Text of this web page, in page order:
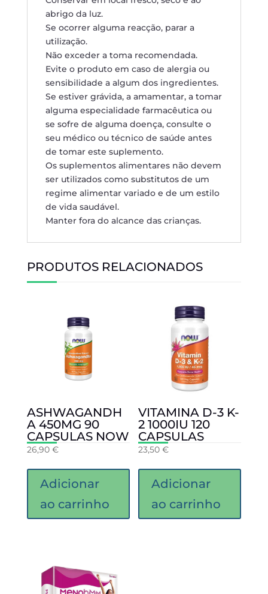
abrigo da luz.
Se ocorrer alguma reacção, parar a
utilização.
Não exceder a toma recomendada.
Evite o produto em caso de alergia ou
sensibilidade a algum dos ingredientes.
Se estiver grávida, a amamentar, a tomar
alguma especialidade farmacêutica ou
se sofre de alguma doença, consulte o
seu médico ou técnico de saúde antes
de tomar este suplemento.
Os suplementos alimentares não devem
ser utilizados como substitutos de um
regime alimentar variado e de um estilo
de vida saudável.
Manter fora do alcance das crianças.
PRODUTOS RELACIONADOS
ASHWAGANDH
A 450MG 90
CAPSULAS NOW
26,90 €
Adicionar
ao carrinho
VITAMINA D-3 K-
2 1000IU 120
CAPSULAS
23,50€
Adicionar
ao carrinho